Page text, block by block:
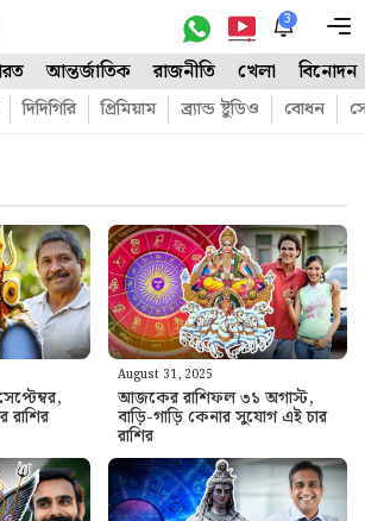
3
আন্তর্জাতিক রাজনীতি খেলা বিনোদন
দিদিগিরি প্রিমিয়াম ব্র্যান্ড ষ্টুডিও বোধন
রাশির
August 31, 2025
আজকের রাশিফল ৩১ অগাস্ট,
বাড়ি-গাড়ি কেনার সুযোগ এই চার
রাশির